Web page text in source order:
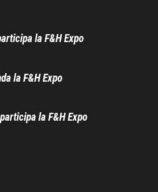
la F&H Expo
la F&H Expo
la F&H Expo